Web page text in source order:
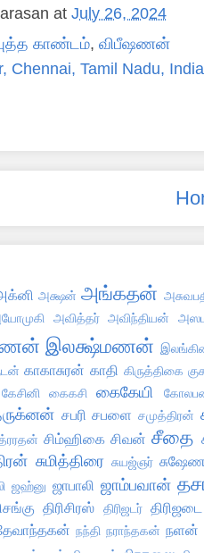
at July 26, 2024
காண்டம், விபீஷணன்
Chennai, Tamil Nadu, India
அக்ஷன் அங்கதன்
அவித்தர் அவிந்தியன்
இலக்ஷ்மணன்
காகாசுரன் காதி கிருத்திகை
கேசினி கைகசி கைகேயி
சபரி சபளை சமுத்திரன்
சிம்ஹிகை சிவன் சீதை
சுமித்திரை சுயஜ்ஞர்
ஜஹ்னு ஜாபாலி ஜாம்பவான்
திரிசிரஸ் திரிஜடர் திரிஜடை
நந்தி நராந்தகன் நளன்